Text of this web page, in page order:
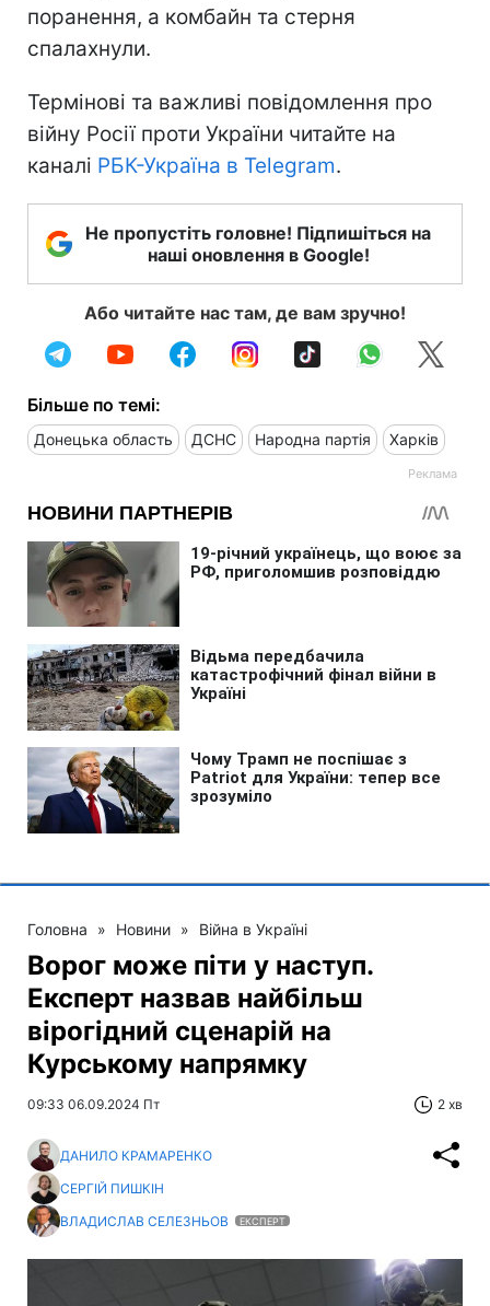
поранення, а комбайн та стерня
спалахнули.
Термінові та важливі повідомлення про
війну Росії проти України читайте на
каналі РБК-Україна в Telegram.
Не пропустіть головне! Підпишіться на
наші оновлення в Google!
Або читайте нас там, де вам зручно!
Більше по темі:
Донецька область ДСНС Народна партія Харків
Головна » Новини » Війна в Україні
Ворог може піти у наступ.
Експерт назвав найбільш
вірогідний сценарій на
Курському напрямку
09:33 06.09.2024 Пт 2 хв
ДАНИЛО КРАМАРЕНКО
СЕРГІЙ ПИШКІН
ВЛАДИСЛАВ СЕЛЕЗНЬОВ
ЕКСПЕРТ